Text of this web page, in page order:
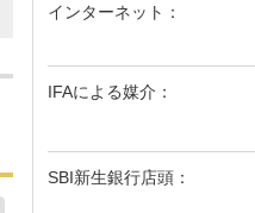
インターネット：
IFAによる媒介：
SBI新生銀行店頭：